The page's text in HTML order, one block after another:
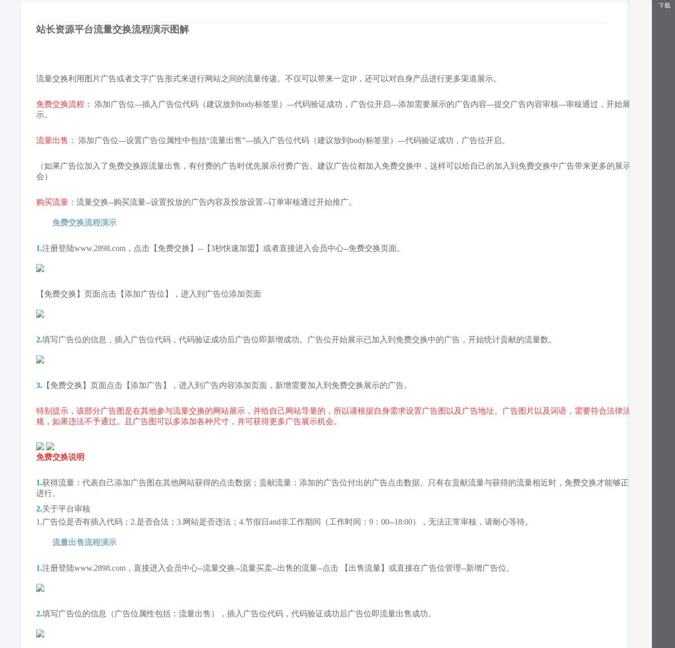
站长资源平台流量交换流程演示图解
流量交换利用图片广告或者文字广告形式来进行网站之间的流量传递。不仅可以带来一定IP，还可以对自身产品进行更多渠道展示。
免费交换流程：
添加广告位---插入广告位代码（建议放到body标签里）---代码验证成功，广告位开启---添加需要展示的广告内容---提交广告内容审核---审核通过，开始展
示。
流量出售： 添加广告位---设置广告位属性中包括“流量出售”---插入广告位代码（建议放到body标签里）---代码验证成功，广告位开启。
（如果广告位加入了免费交换跟流量出售，有付费的广告时优先展示付费广告。建议广告位都加入免费交换中，这样可以给自己的加入到免费交换中广告带来更多的展示机
会）
购买流量： 流量交换--购买流量--设置投放的广告内容及投放设置--订单审核通过开始推广。
免费交换流程演示
1.注册登陆www.2898.com，点击【免费交换】--【3秒快速加盟】或者直接进入会员中心--免费交换页面。
【免费交换】页面点击【添加广告位】，进入到广告位添加页面
2.填写广告位的信息，插入广告位代码，代码验证成功后广告位即新增成功。广告位开始展示已加入到免费交换中的广告，开始统计贡献的流量数。
3. 【免费交换】页面点击【添加广告】，进入到广告内容添加页面，新增需要加入到免费交换展示的广告。
特别提示，该部分广告图是在其他参与流量交换的网站展示，并给自己网站导量的，所以请根据自身需求设置广告图以及广告地址。广告图片以及词语，需要符合法律法
规，如果违法不予通过。且广告图可以多添加各种尺寸，并可获得更多广告展示机会。
免费交换说明
1.获得流量：代表自己添加广告图在其他网站获得的点击数据；贡献流量：添加的广告位付出的广告点击数据。只有在贡献流量与获得的流量相近时，免费交换才能够正常
进行。
2.关于平台审核
1.广告位是否有插入代码；2.是否合法；3.网站是否违法；4.节假日and非工作期间（工作时间：9：00--18:00），无法正常审核，请耐心等待。
流量出售流程演示
1.注册登陆www.2898.com，直接进入会员中心--流量交换--流量买卖--出售的流量--点击 【出售流量】或直接在广告位管理--新增广告位。
2.填写广告位的信息（广告位属性包括：流量出售），插入广告位代码，代码验证成功后广告位即流量出售成功。
下载